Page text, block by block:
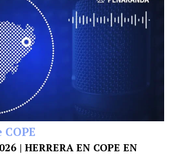
| HERRERA EN COPE EN